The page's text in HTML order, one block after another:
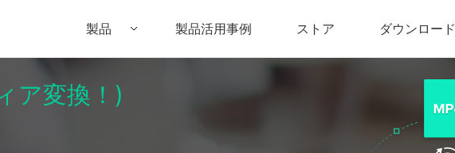
製品
フィモーラ） UniConverter(スーパーメディア変換!)
• DVD Memory for Mac
製品活用事例 ストア ダウンロード
ア変換！)